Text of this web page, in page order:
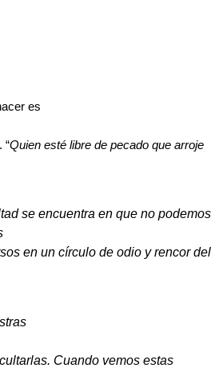
es
. “Quien esté libre de pecado que arroje
se encuentra en que no podemos
en un círculo de odio y rencor del
Cuando vemos estas